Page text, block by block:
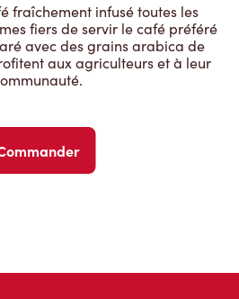
fraîchement infusé toutes les
fiers de servir le café préféré
avec des grains arabica de
aux agriculteurs et à leur